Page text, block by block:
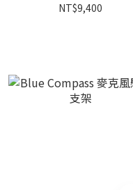
NT$9,400